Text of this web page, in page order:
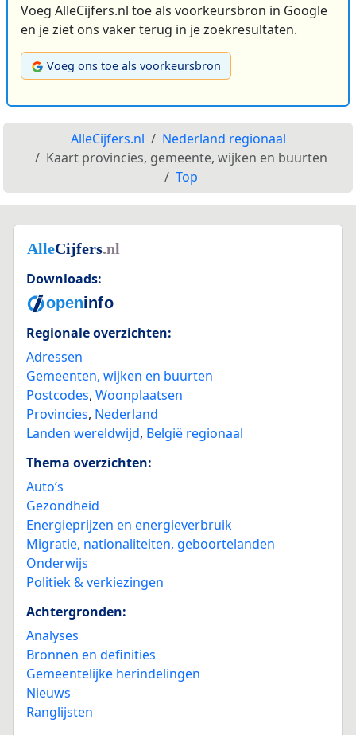
Voeg AlleCijfers.nl toe als voorkeursbron in Google
en je ziet ons vaker terug in je zoekresultaten.
Voeg ons toe als voorkeursbron
AlleCijfers.nl
Nederland regionaal
Kaart provincies, gemeente, wijken en buurten
Top
Downloads:
Regionale overzichten:
Adressen
Gemeenten, wijken en buurten
Postcodes, Woonplaatsen
Provincies, Nederland
Landen wereldwijd, België regionaal
Thema overzichten:
Auto’s
Gezondheid
Energieprijzen en energieverbruik
Migratie, nationaliteiten, geboortelanden
Onderwijs
Politiek & verkiezingen
Achtergronden:
Analyses
Bronnen en definities
Gemeentelijke herindelingen
Nieuws
Ranglijsten